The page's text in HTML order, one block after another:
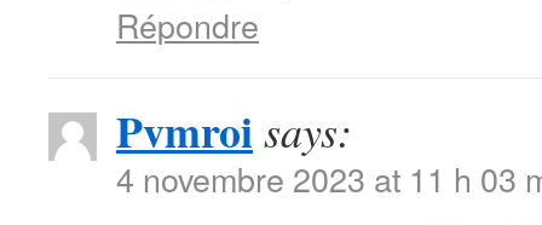
Répondre
Pvmroisays:
4 novembre 2023 at 11 h 03